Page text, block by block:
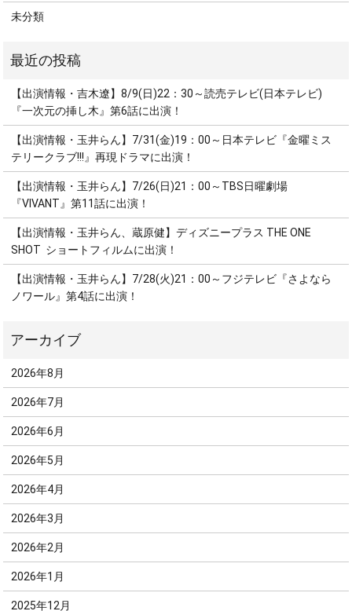
未分類
【出演情報・吉木遼】8/9(日)22：30～読売テレビ(日本テレビ)
『一次元の挿し木』第6話に出演！
【出演情報・玉井らん】7/31(金)19：00～日本テレビ『金曜ミス
テリークラブ!!!』再現ドラマに出演！
【出演情報・玉井らん】7/26(日)21：00～TBS日曜劇場
『VIVANT』第11話に出演！
【出演情報・玉井らん、蔵原健】ディズニープラス THE ONE
SHOT ショートフィルムに出演！
【出演情報・玉井らん】7/28(火)21：00～フジテレビ『さよなら
ノワール』第4話に出演！
2026年8月
2026年7月
2026年6月
2026年5月
2026年4月
2026年3月
2026年2月
2026年1月
2025年12月